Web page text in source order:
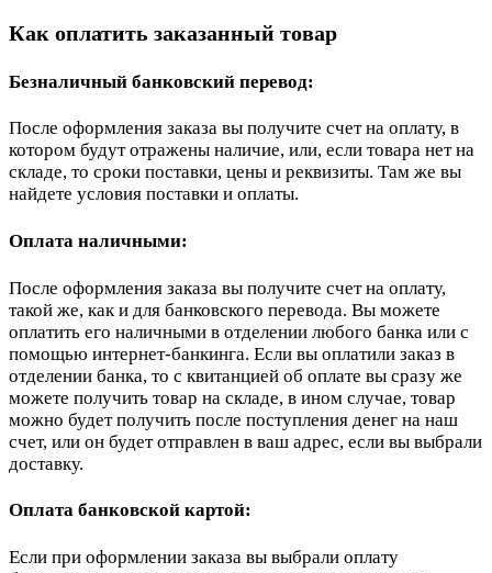
Как оплатить заказанный товар
Безналичный банковский перевод:
После оформления заказа вы получите счет на оплату, в
котором будут отражены наличие, или, если товара нет на
складе, то сроки поставки, цены и реквизиты. Там же вы
найдете условия поставки и оплаты.
Оплата наличными:
После оформления заказа вы получите счет на оплату,
такой же, как и для банковского перевода. Вы можете
оплатить его наличными в отделении любого банка или с
помощью интернет-банкинга. Если вы оплатили заказ в
отделении банка, то с квитанцией об оплате вы сразу же
можете получить товар на складе, в ином случае, товар
можно будет получить после поступления денег на наш
счет, или он будет отправлен в ваш адрес, если вы выбрали
доставку.
Оплата банковской картой:
Если при оформлении заказа вы выбрали оплату